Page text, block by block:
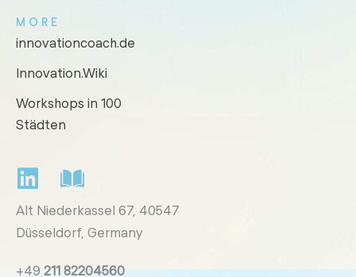
MORE
innovationcoach.de
Innovation.Wiki
Workshops in 100
Städten
Alt Niederkassel 67, 40547
Düsseldorf, Germany
+49 211 82204560